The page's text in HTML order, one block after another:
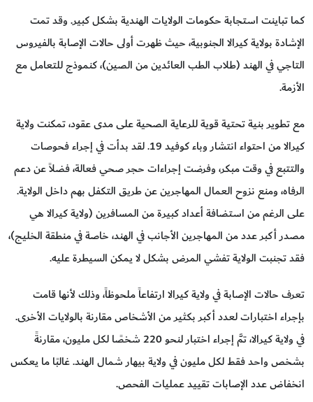
كما تباينت استجابة حكومات الولايات الهندية بشكل كبير. وقد تمت
الإشادة بولاية كيرالا الجنوبية، حيث ظهرت أولى حالات الإصابة بالفيروس
التاجي في الهند (طلاب الطب العائدين من الصين)، كنموذج للتعامل مع
الأزمة.
مع تطوير بنية تحتية قوية للرعاية الصحية على مدى عقود، تمكنت ولاية
كيرالا من احتواء انتشار وباء كوفيد 19. لقد بدأت في إجراء فحوصات
والتتبع في وقت مبكر، وفرضت إجراءات حجر صحي فعالة، فضلاً عن دعم
الرفاه، ومنع نزوح العمال المهاجرين عن طريق التكفل بهم داخل الولاية.
على الرغم من استضافة أعداد كبيرة من المسافرين (ولاية كيرالا هي
مصدر أكبر عدد من المهاجرين الأجانب في الهند، خاصة في منطقة الخليج)،
فقد تجنبت الولاية تفشي المرض بشكل لا يمكن السيطرة عليه.
تعرف حالات الإصابة في ولاية كيرالا ارتفاعاً ملحوظاً، وذلك لأنها قامت
بإجراء اختبارات لعدد أكبر بكثير من الأشخاص مقارنة بالولايات الأخرى.
في ولاية كيرالا، تمَّ إجراء اختبار لنحو 220 شخصًا لكل مليون، مقارنةً
بشخص واحد فقط لكل مليون في ولاية بيهار شمال الهند. غالبًا ما يعكس
انخفاض عدد الإصابات تقييد عمليات الفحص.